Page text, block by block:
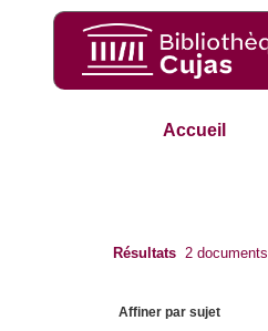
Accueil
Résultats 2 documents
Affiner par sujet